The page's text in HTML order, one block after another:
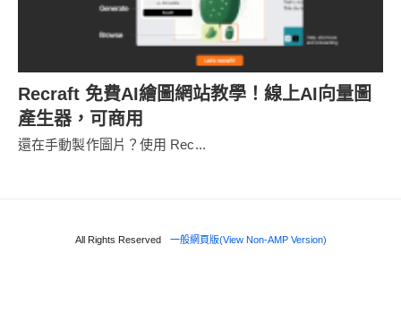
Recraft 免費AI繪圖網站教學！線上AI向量圖
產生器，可商用
還在手動製作圖片？使用 Rec...
All Rights Reserved 一般網頁版(View Non-AMP Version)